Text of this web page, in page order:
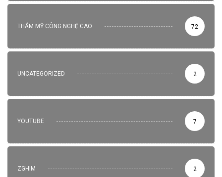
THẨM MỸ CÔNG NGHỆ CAO 72
UNCATEGORIZED 2
YOUTUBE 7
ZGHIM 2